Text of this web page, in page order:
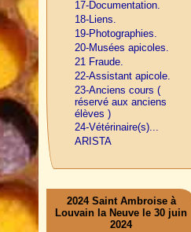
17-Documentation.
18-Liens.
19-Photographies.
20-Musées apicoles.
21 Fraude.
22-Assistant apicole.
23-Anciens cours (
réservé aux anciens
élèves )
24-Vétérinaire(s)...
ARISTA
2024 Saint Ambroise à
Louvain la Neuve le 30 juin
2024